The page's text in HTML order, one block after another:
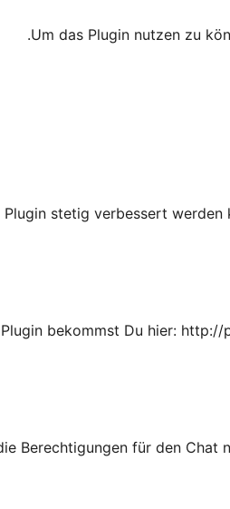
Um das Plugin nutzen zu
Plugin stetig verbessert
bekommst Du hier:
Berechtigungen für den Chat